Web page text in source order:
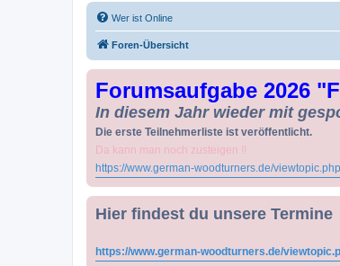
Wer ist Online
Foren-Übersicht
Forumsaufgabe 2026
In diesem Jahr wieder mit
Die erste Teilnehmerliste ist veröffentlicht.
Da kann man noch zusteigen !!
https://www.german-woodturners.de/
Hier findest du unsere Termine
https://www.german-woodturners.de/